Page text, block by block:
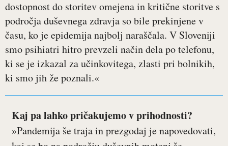
dostopnost do storitev omejena in kritične storitve s
področja duševnega zdravja so bile prekinjene v
času, ko je epidemija najbolj naraščala. V Sloveniji
smo psihiatri hitro prevzeli način dela po telefonu,
ki se je izkazal za učinkovitega, zlasti pri bolnikih,
ki smo jih že poznali.«
Kaj pa lahko pričakujemo v prihodnosti?
»Pandemija še traja in prezgodaj je napovedovati,